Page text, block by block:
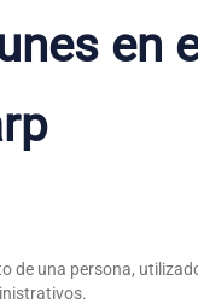
en
de una persona,